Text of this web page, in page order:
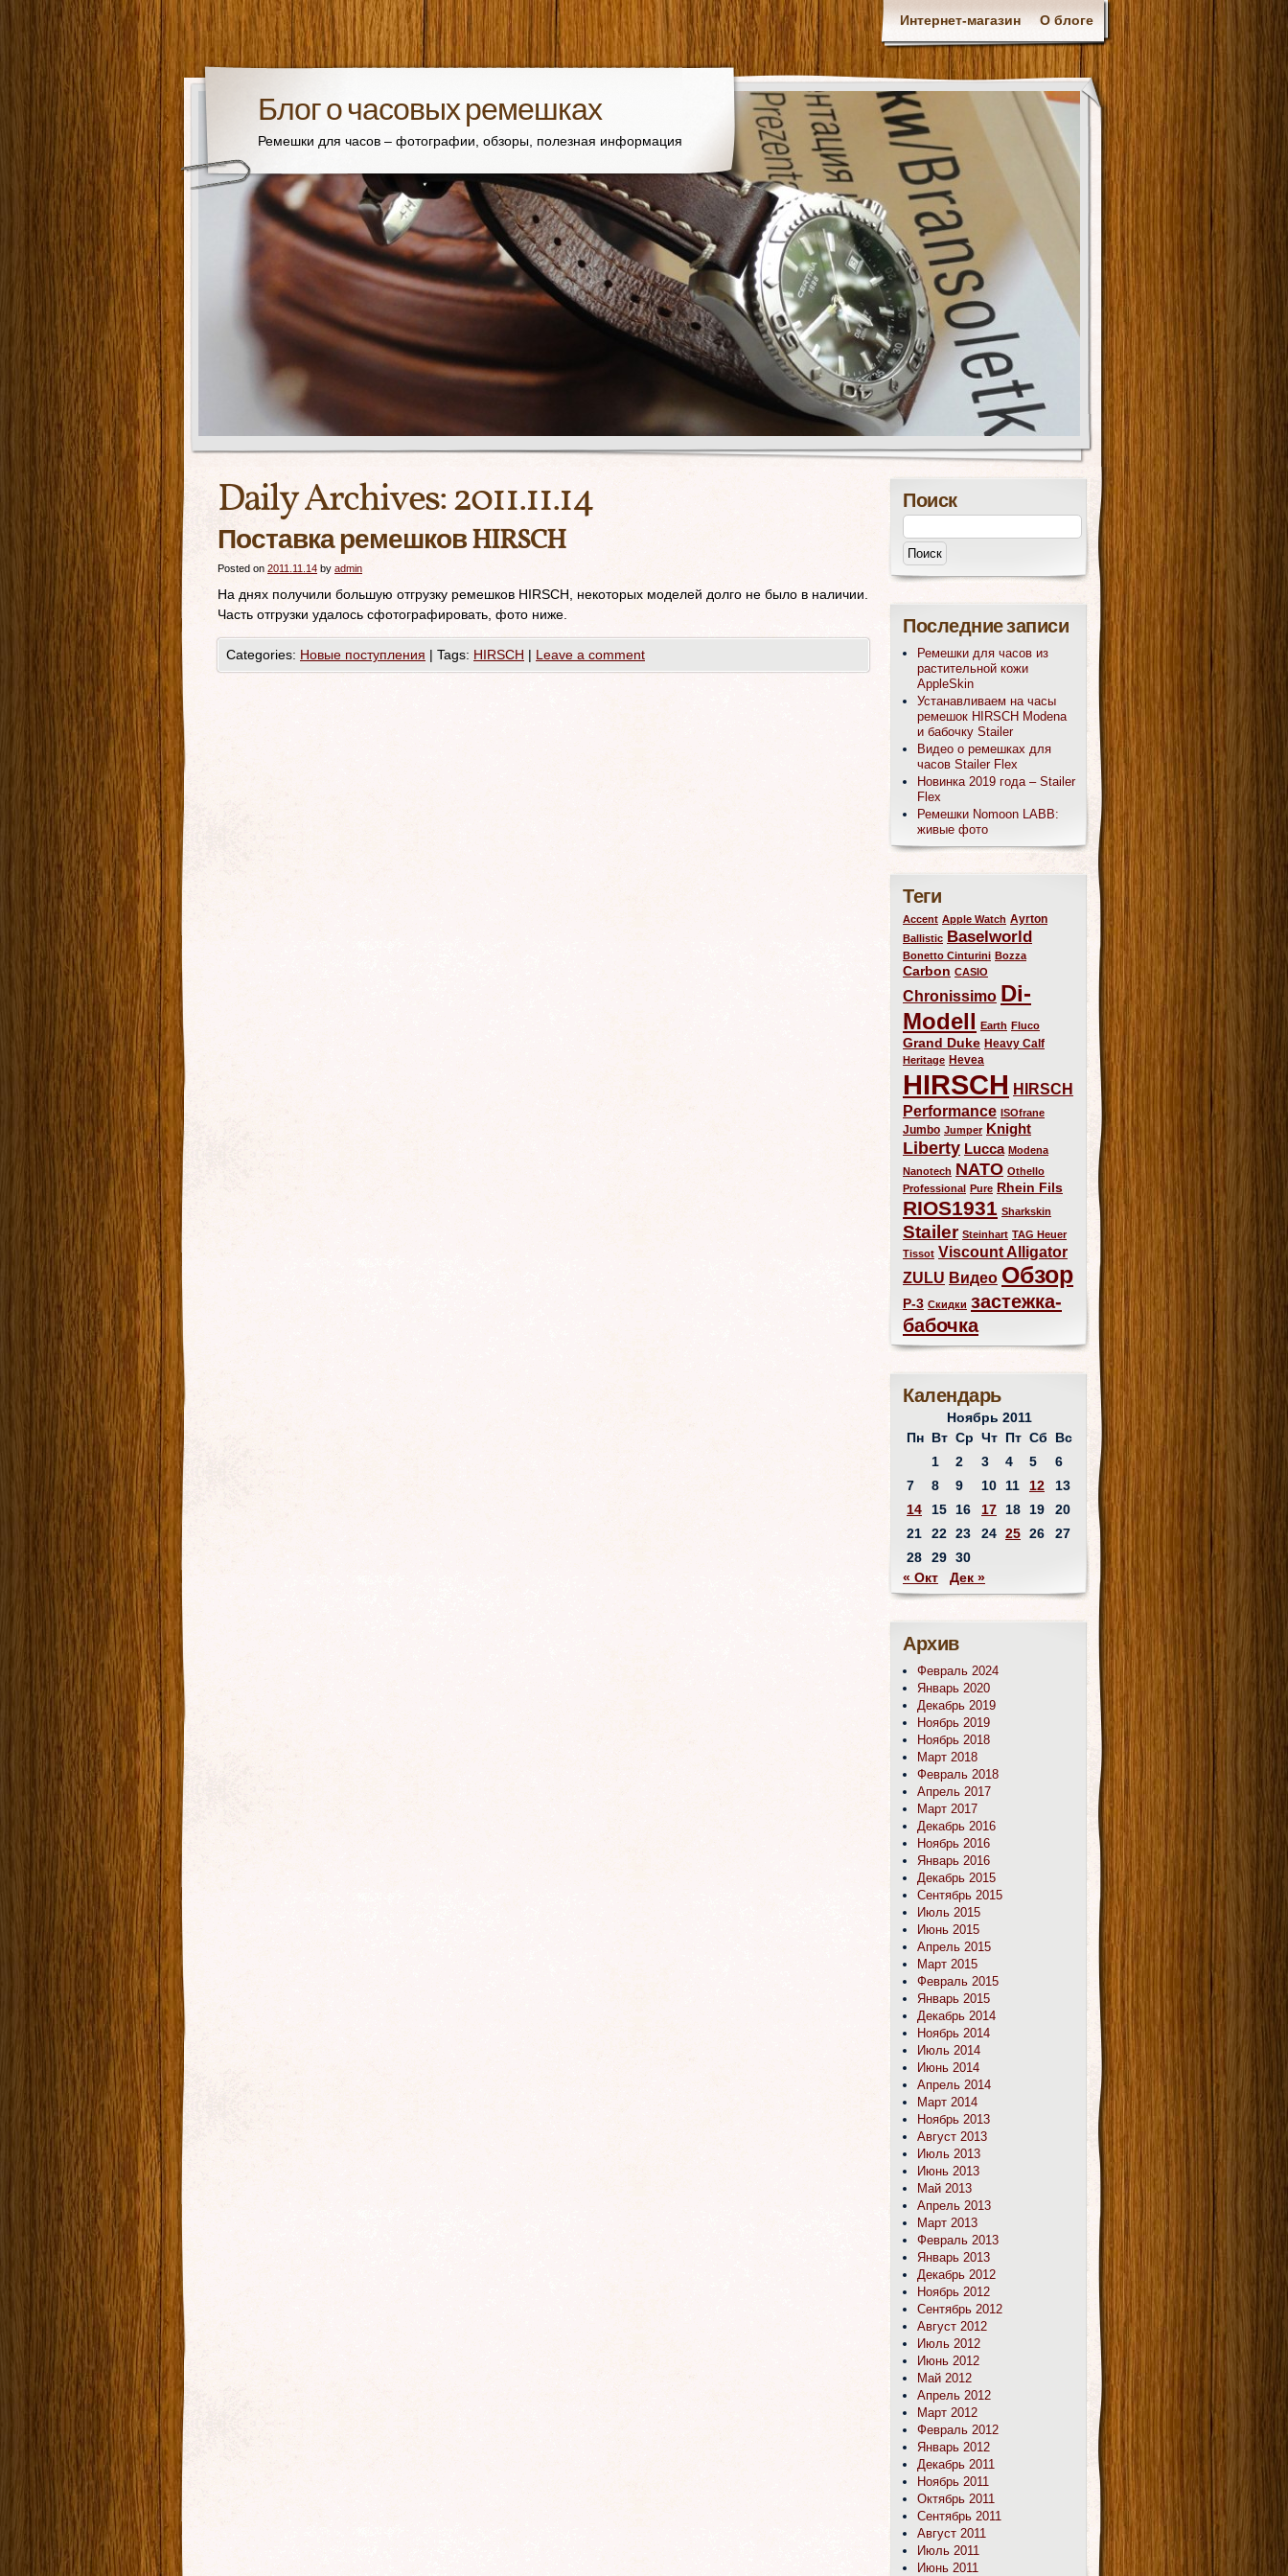
Интернет-магазин О блоге
Блог о часовых ремешках
Ремешки для часов – фотографии, обзоры, полезная информация
Daily Archives:2011.11.14
Поставка ремешков HIRSCH
Posted on 2011.11.14 by admin
На днях получили большую отгрузку ремешков HIRSCH, некоторых моделей долго не было в наличии.
Часть отгрузки удалось сфотографировать, фото ниже.
Categories: Новые поступления | Tags: HIRSCH | Leave a comment
Поиск
Последние записи
Ремешки для часов из
растительной кожи
AppleSkin
Устанавливаем на часы
ремешок HIRSCH Modena
и бабочку Stailer
Видео о ремешках для
часов Stailer Flex
Новинка 2019 года – Stailer
Flex
Ремешки Nomoon LABB:
живые фото
Теги
Accent Apple Watch Ayrton
Ballistic Baselworld
Bonetto Cinturini Bozza
Carbon CASIO
Chronissimo Di-
Modell Earth Fluco
Grand Duke Heavy Calf
Heritage Hevea
HIRSCH HIRSCH
Performance ISOfrane
Jumbo Jumper Knight
Liberty Lucca Modena
Nanotech NATO Othello
Professional Pure Rhein Fils
RIOS1931 Sharkskin
Stailer Steinhart TAG Heuer
Tissot Viscount Alligator
ZULU Видео Обзор
Р-3 Скидки застежка-
бабочка
Календарь
Ноябрь 2011
Пн Вт Ср Чт Пт Сб
Вс
1
2 3 4 5
6
7
8 9 10 11 12
13
14
15 16 17 18 19
20
21
22 23 24 25 26
27
28
29 30
« Окт
Дек »
Архив
Февраль 2024
Январь 2020
Декабрь 2019
Ноябрь 2019
Ноябрь 2018
Март 2018
Февраль 2018
Апрель 2017
Март 2017
Декабрь 2016
Ноябрь 2016
Январь 2016
Декабрь 2015
Сентябрь 2015
Июль 2015
Июнь 2015
Апрель 2015
Март 2015
Февраль 2015
Январь 2015
Декабрь 2014
Ноябрь 2014
Июль 2014
Июнь 2014
Апрель 2014
Март 2014
Ноябрь 2013
Август 2013
Июль 2013
Июнь 2013
Май 2013
Апрель 2013
Март 2013
Февраль 2013
Январь 2013
Декабрь 2012
Ноябрь 2012
Сентябрь 2012
Август 2012
Июль 2012
Июнь 2012
Май 2012
Апрель 2012
Март 2012
Февраль 2012
Январь 2012
Декабрь 2011
Ноябрь 2011
Октябрь 2011
Сентябрь 2011
Август 2011
Июль 2011
Июнь 2011